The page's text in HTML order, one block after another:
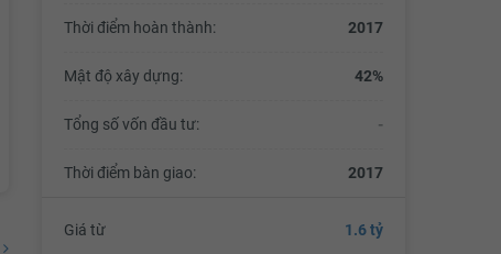
Thời điểm hoàn thành: 2017
Mật độ xây dựng: 42%
Tổng số vốn đầu tư: -
Thời điểm bàn giao: 2017
Giá từ 1.6 tỷ